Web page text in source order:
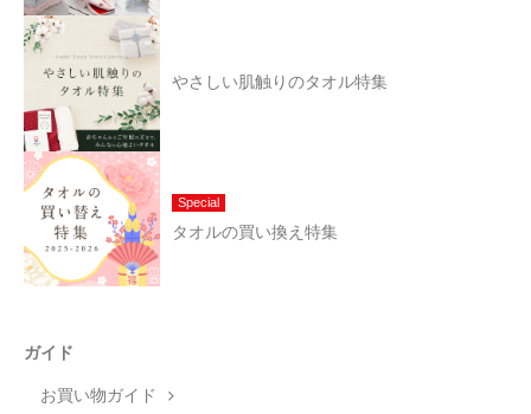
やさしい肌触りのタオル特集
Special
タオルの買い換え特集
ガイド
お買い物ガイド